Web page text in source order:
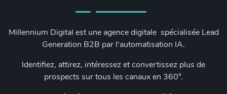
Millennium Digital est une agence digitale spécialisée Lead
Generation B2B par l'automatisation IA.
Identifiez, attirez, intéressez et convertissez plus de
prospects sur tous les canaux en 360°.